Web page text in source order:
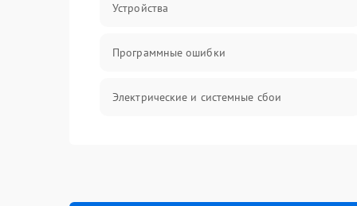
Устройства
Программные ошибки
Электрические и системные сбои